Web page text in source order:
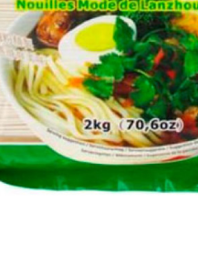
Снеки та
Харчові
інгредієнти
Рослинна
Борошно та
висівки
Подарункові
набори